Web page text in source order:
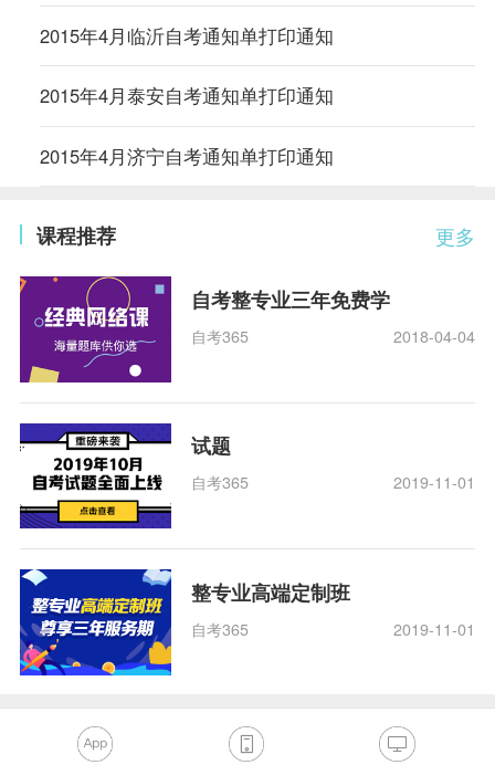
2015年4月临沂自考通知单打印通知
2015年4月泰安自考通知单打印通知
2015年4月济宁自考通知单打印通知
更多
课程推荐
自考整专业三年免费学
自考365 2018-04-04
试题
自考365 2019-11-01
整专业高端定制班
自考365 2019-11-01